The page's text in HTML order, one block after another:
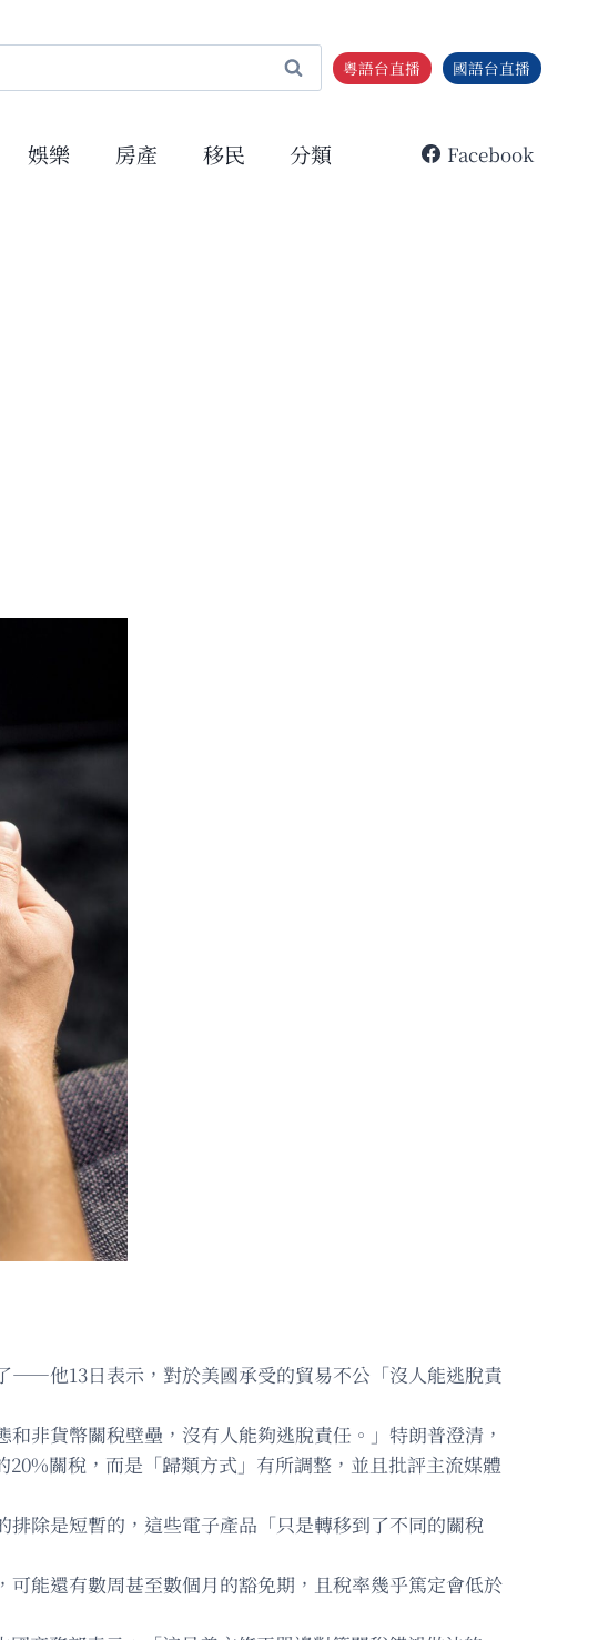
粵語台直播 國語台直播
娛樂 房產 移民 分類 Facebook
——他13日表示，對於美國承受的貿易不公「沒人能逃脫責
非貨幣關稅壁壘，沒有人能夠逃脫責任。」特朗普澄清，
關稅，而是「歸類方式」有所調整，並且批評主流媒體
除是短暫的，這些電子產品「只是轉移到了不同的關稅
能還有數周甚至數個月的豁免期，且稅率幾乎篤定會低於